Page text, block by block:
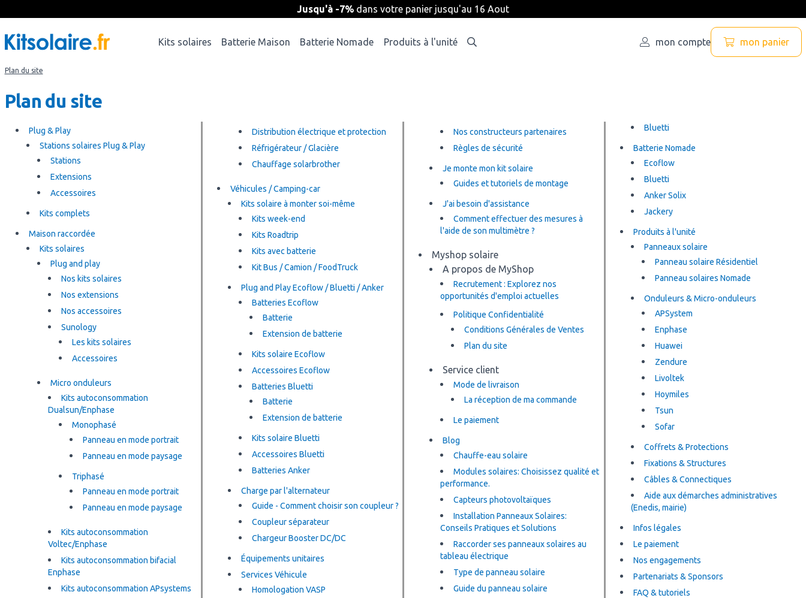
Jusqu'à -7% dans votre panier jusqu'au 16 Aout
Kits solaires Batterie Maison Batterie Nomade Produits à l'unité mon compte mon panier
Plan du site
Plan du site
Plug & Play
Stations solaires Plug & Play
Stations
Extensions
Accessoires
Kits complets
Maison raccordée
Kits solaires
Plug and play
Nos kits solaires
Nos extensions
Nos accessoires
Sunology
Les kits solaires
Accessoires
Micro onduleurs
Kits autoconsommation
Dualsun/Enphase
Monophasé
Panneau en mode portrait
Panneau en mode paysage
Triphasé
Panneau en mode portrait
Panneau en mode paysage
Kits autoconsommation
Voltec/Enphase
Kits autoconsommation bifacial
Enphase
Kits autoconsommation APsystems
Distribution électrique et protection
Réfrigérateur / Glacière
Chauffage solarbrother
Véhicules / Camping-car
Kits solaire à monter soi-même
Kits week-end
Kits Roadtrip
Kits avec batterie
Kit Bus / Camion / FoodTruck
Plug and Play Ecoflow / Bluetti / Anker
Batteries Ecoflow
Batterie
Extension de batterie
Kits solaire Ecoflow
Accessoires Ecoflow
Batteries Bluetti
Batterie
Extension de batterie
Kits solaire Bluetti
Accessoires Bluetti
Batteries Anker
Charge par l'alternateur
Guide - Comment choisir son coupleur ?
Coupleur séparateur
Chargeur Booster DC/DC
Équipements unitaires
Services Véhicule
Homologation VASP
Nos constructeurs partenaires
Règles de sécurité
Je monte mon kit solaire
Guides et tutoriels de montage
J'ai besoin d'assistance
Comment effectuer des mesures à
l'aide de son multimètre ?
Myshop solaire
A propos de MyShop
Recrutement : Explorez nos
opportunités d'emploi actuelles
Politique Confidentialité
Conditions Générales de Ventes
Plan du site
Service client
Mode de livraison
La réception de ma commande
Le paiement
Blog
Chauffe-eau solaire
Modules solaires: Choisissez qualité et
performance.
Capteurs photovoltaïques
Installation Panneaux Solaires:
Conseils Pratiques et Solutions
Raccorder ses panneaux solaires au
tableau électrique
Type de panneau solaire
Guide du panneau solaire
Bluetti
Batterie Nomade
Ecoflow
Bluetti
Anker Solix
Jackery
Produits à l'unité
Panneaux solaire
Panneau solaire Résidentiel
Panneau solaires Nomade
Onduleurs & Micro-onduleurs
APSystem
Enphase
Huawei
Zendure
Livoltek
Hoymiles
Tsun
Sofar
Coffrets & Protections
Fixations & Structures
Câbles & Connectiques
Aide aux démarches administratives
(Enedis, mairie)
Infos légales
Le paiement
Nos engagements
Partenariats & Sponsors
FAQ & tutoriels